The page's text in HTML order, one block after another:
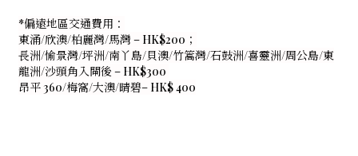
*偏遠地區交通費用：
東涌/欣澳/柏麗灣/馬灣 – HK$200；
長洲/愉景灣/坪洲/南丫島/貝澳/竹篙灣/石鼓洲/喜靈洲/周公島/東
龍洲/沙頭角入閘後 – HK$300
昂平 360/梅窩/大澳/晴碧– HK$ 400